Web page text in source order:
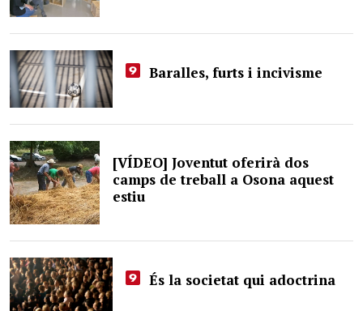
Baralles, furts i incivisme
[VÍDEO] Joventut oferirà dos
camps de treball a Osona aquest
estiu
És la societat qui adoctrina